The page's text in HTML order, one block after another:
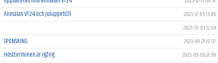
Anmälan VT24 och Juluppehåll
2023-12-05 13:48
2023-10-03 12:04
SPONSRING 2023-09-21 10:07
Höstterminen är igång 2023-09-06 21:58